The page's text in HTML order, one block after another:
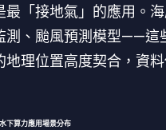
最「接地氣」的應用。
測、颱風預測模型——這
理位置高度契合，資
水下算力應用場景分布